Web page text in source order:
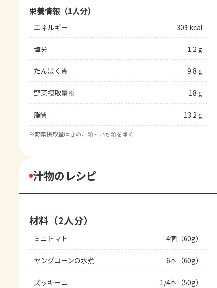
栄養情報（1人分）
エネルギー 309 kcal
塩分 1.2 g
たんぱく質 9.8 g
野菜摂取量※ 18 g
脂質 13.2 g
※野菜摂取量はきのこ類・いも類を除く
汁物のレシピ
材料（2人分）
ミニトマト 4個（60g）
ヤングコーンの水煮 6本（60g）
ズッキーニ 1/4本（50g）